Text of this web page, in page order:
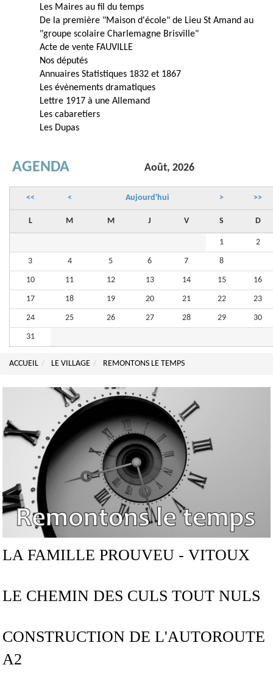
Les Maires au fil du temps
De la première "Maison d'école" de Lieu St Amand au
"groupe scolaire Charlemagne Brisville"
Acte de vente FAUVILLE
Nos députés
Annuaires Statistiques 1832 et 1867
Les évènements dramatiques
Lettre 1917 à une Allemand
Les cabaretiers
Les Dupas
AGENDA Août, 2026
<< < Aujourd'hui > >>
L M M J V S D
1 2
3 4 5 6 7 8
10 11 12 13 14 15 16
17 18 19 20 21 22 23
24 25 26 27 28 29 30
31
ACCUEIL LE VILLAGE REMONTONS LE TEMPS
LA FAMILLE PROUVEU - VITOUX
LE CHEMIN DES CULS TOUT NULS
CONSTRUCTION DE L'AUTOROUTE
A2